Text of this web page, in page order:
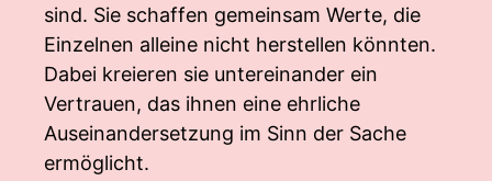
sind. Sie schaffen gemeinsam Werte, die
Einzelnen alleine nicht herstellen könnten.
Dabei kreieren sie untereinander ein
Vertrauen, das ihnen eine ehrliche
Auseinandersetzung im Sinn der Sache
ermöglicht.